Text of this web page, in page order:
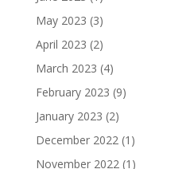
May 2023 (3)
April 2023 (2)
March 2023 (4)
February 2023 (9)
January 2023 (2)
December 2022(1)
November 2022(1)